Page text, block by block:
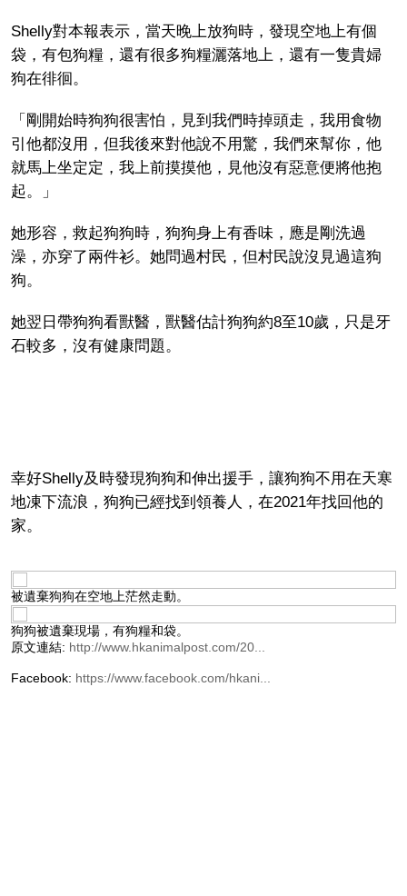
Shelly對本報表示，當天晚上放狗時，發現空地上有個
袋，有包狗糧，還有很多狗糧灑落地上，還有一隻貴婦
狗在徘徊。
「剛開始時狗狗很害怕，見到我們時掉頭走，我用食物
引他都沒用，但我後來對他說不用驚，我們來幫你，他
就馬上坐定定，我上前摸摸他，見他沒有惡意便將他抱
起。」
她形容，救起狗狗時，狗狗身上有香味，應是剛洗過
澡，亦穿了兩件衫。她問過村民，但村民說沒見過這狗
狗。
她翌日帶狗狗看獸醫，獸醫估計狗狗約8至10歲，只是牙
石較多，沒有健康問題。
幸好Shelly及時發現狗狗和伸出援手，讓狗狗不用在天寒
地凍下流浪，狗狗已經找到領養人，在2021年找回他的
家。
被遺棄狗狗在空地上茫然走動。
狗狗被遺棄現場，有狗糧和袋。
原文連結: http://www.hkanimalpost.com/20...
Facebook: https://www.facebook.com/hkani...